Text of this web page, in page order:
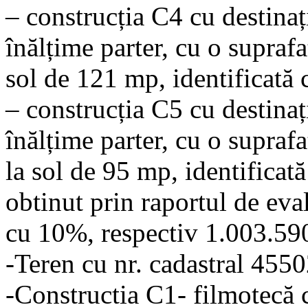
– construcția C4 cu
înălțime parter, cu o
sol de 121 mp, identificată
– construcția C5 cu
înălțime parter, cu o
la sol de 95 mp,
obtinut prin raportul de
cu 10%, respectiv
-Teren cu nr. cadastral
-Constructia C1- filmotecă